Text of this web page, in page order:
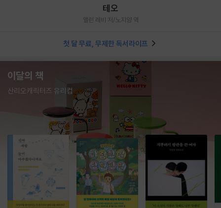
테오
앨런 레비 저/노지양 역
첫 달 무료, 무제한 독서라이프
이달의 책
산리오캐릭터즈 유리컵